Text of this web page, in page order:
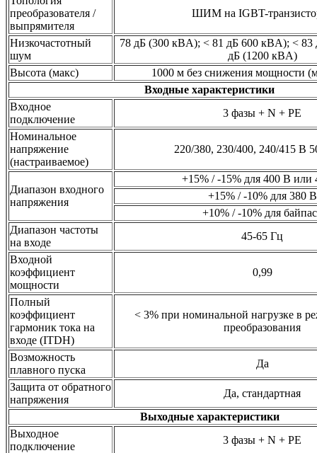
преобразователя /
выпрямителя
ШИМ на IGBT-
Низкочастотный
шум
78 дБ (300 кВA); < 81 дБ 600 кВA); < 83
дБ (1200 кВA)
Высота (макс)
1000 м без снижения мощности
Входные характеристики
Входное
подключение
3 фазы + N + PE
Номинальное
напряжение
(настраиваемое)
220/380, 230/400, 240/415 В
Диапазон входного
напряжения
+15% / -15% для 400 В или
+15% / -10% для 380 В
+10% / -10% для
Диапазон частоты
на входе
45-65 Гц
Входной
коэффициент
мощности
0,99
Полный
коэффициент
гармоник тока на
входе (ITDH)
< 3% при номинальной нагрузке в
преобразования
Возможность
плавного пуска
Да
Защита от обратного
напряжения
Да, стандартная
Выходные характеристики
Выходное
подключение
3 фазы + N + PE